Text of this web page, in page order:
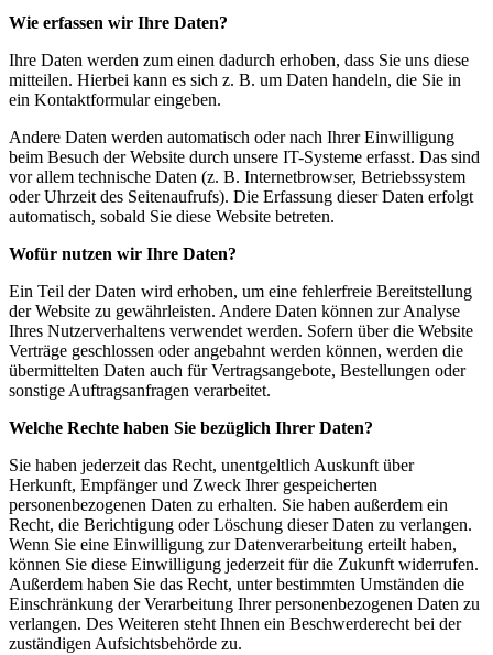
Wie erfassen wir Ihre Daten?
Ihre Daten werden zum einen dadurch erhoben, dass Sie uns diese
mitteilen. Hierbei kann es sich z. B. um Daten handeln, die Sie in
ein Kontaktformular eingeben.
Andere Daten werden automatisch oder nach Ihrer Einwilligung
beim Besuch der Website durch unsere IT-Systeme erfasst. Das sind
vor allem technische Daten (z. B. Internetbrowser, Betriebssystem
oder Uhrzeit des Seitenaufrufs). Die Erfassung dieser Daten erfolgt
automatisch, sobald Sie diese Website betreten.
Wofür nutzen wir Ihre Daten?
Ein Teil der Daten wird erhoben, um eine fehlerfreie Bereitstellung
der Website zu gewährleisten. Andere Daten können zur Analyse
Ihres Nutzerverhaltens verwendet werden. Sofern über die Website
Verträge geschlossen oder angebahnt werden können, werden die
übermittelten Daten auch für Vertragsangebote, Bestellungen oder
sonstige Auftragsanfragen verarbeitet.
Welche Rechte haben Sie bezüglich Ihrer Daten?
Sie haben jederzeit das Recht, unentgeltlich Auskunft über
Herkunft, Empfänger und Zweck Ihrer gespeicherten
personenbezogenen Daten zu erhalten. Sie haben außerdem ein
Recht, die Berichtigung oder Löschung dieser Daten zu verlangen.
Wenn Sie eine Einwilligung zur Datenverarbeitung erteilt haben,
können Sie diese Einwilligung jederzeit für die Zukunft widerrufen.
Außerdem haben Sie das Recht, unter bestimmten Umständen die
Einschränkung der Verarbeitung Ihrer personenbezogenen Daten zu
verlangen. Des Weiteren steht Ihnen ein Beschwerderecht bei der
zuständigen Aufsichtsbehörde zu.